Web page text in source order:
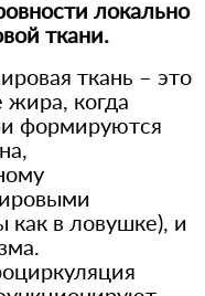
локально
ткани.
ткань – это
когда
формируются
как в ловушке), и